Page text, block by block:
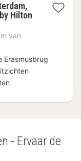
Hilton
van
Erasmusbrug
- Ervaar de